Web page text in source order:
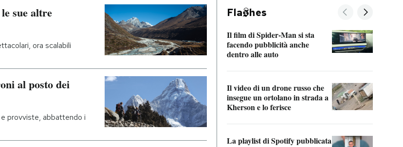
sue altre
ora scalabili
al posto dei
provviste, abbattendo i
Fla hes
Il film di Spider-Man si sta
facendo pubblicità anche
dentro alle auto
Il video di un drone russo che
insegue un ortolano in strada a
Kherson e lo ferisce
La playlist di Spotify pubblicata